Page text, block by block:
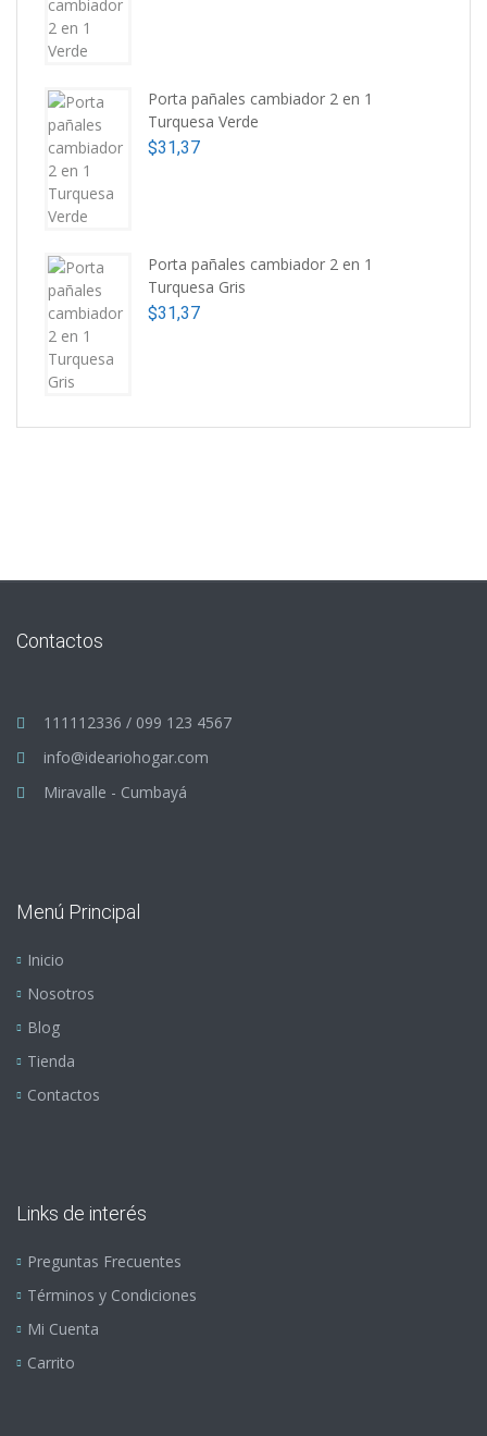
Porta pañales cambiador 2 en 1
Turquesa Verde
$31,37
Porta pañales cambiador 2 en 1
Turquesa Gris
$31,37
Contactos
111112336 / 099 123 4567
info@ideariohogar.com
Miravalle - Cumbayá
Menú Principal
Inicio
Nosotros
Blog
Tienda
Contactos
Links de interés
Preguntas Frecuentes
Términos y Condiciones
Mi Cuenta
Carrito